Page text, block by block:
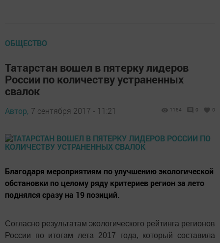
ОБЩЕСТВО
Татарстан вошел в пятерку лидеров
России по количеству устраненных
свалок
Автор, 7 сентября 2017 - 11:21 1154 0 0
Благодаря мероприятиям по улучшению экологической
обстановки по целому ряду критериев регион за лето
поднялся сразу на 19 позиций.
Согласно результатам экологического рейтинга регионов
России по итогам лета 2017 года, который составила